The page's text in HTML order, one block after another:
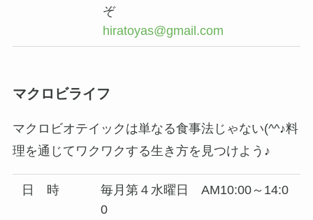
ぞ
hiratoyas@gmail.com
マクロビライフ
マクロビオテイックは単なる食事法じゃない(^^♪料
理を通じてワクワクする生き方を見つけよう♪
日 時
毎月第４水曜日 AM10:00～14:0
0